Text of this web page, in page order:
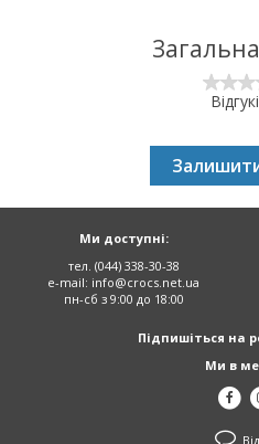
Ми доступні:
тел. (044) 338-30-38
e-mail: info@crocs.net.ua
пн-сб з 9:00 до 18:00
Підпишіться на
Ми в